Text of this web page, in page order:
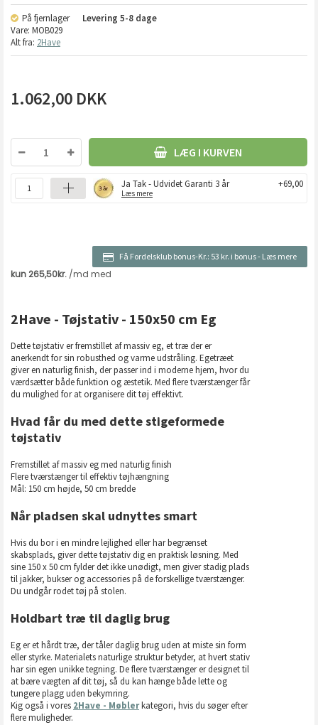
På fjernlager Levering 5-8 dage
Vare: MOB029
Alt fra: 2Have
1.062,00 DKK
LÆG I KURVEN
Ja Tak - Udvidet Garanti 3 år
Læs mere
+69,00
Få Fordelsklub bonus-Kr.: 53 kr. i bonus- Læs mere
2Have - Tøjstativ - 150x50 cm Eg
Dette tøjstativ er fremstillet af massiv eg, et træ der er
anerkendt for sin robusthed og varme udstråling. Egetræet
giver en naturlig finish, der passer ind i moderne hjem, hvor du
værdsætter både funktion og æstetik. Med flere tværstænger får
du mulighed for at organisere dit tøj effektivt.
Hvad får du med dette stigeformede
tøjstativ
Fremstillet af massiv eg med naturlig finish
Flere tværstænger til effektiv tøjhængning
Mål: 150 cm højde, 50 cm bredde
Når pladsen skal udnyttes smart
Hvis du bor i en mindre lejlighed eller har begrænset
skabsplads, giver dette tøjstativ dig en praktisk løsning. Med
sine 150 x 50 cm fylder det ikke unødigt, men giver stadig plads
til jakker, bukser og accessories på de forskellige tværstænger.
Du undgår rodet tøj på stolen.
Holdbart træ til daglig brug
Eg er et hårdt træ, der tåler daglig brug uden at miste sin form
eller styrke. Materialets naturlige struktur betyder, at hvert stativ
har sin egen unikke tegning. De flere tværstænger er designet til
at bære vægten af dit tøj, så du kan hænge både lette og
tungere plagg uden bekymring.
Kig også i vores 2Have - Møblerkategori, hvis du søger efter
flere muligheder.